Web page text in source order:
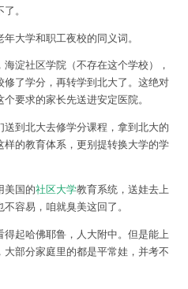
。
大学和职工夜校的同义词。
淀社区学院（不存在这个学校），
修了学分，再转学到北大了。这绝对
要求的家长先送进安定医院。
到北大去修学分课程，拿到北大的
的教育体系，更别提转换大学的学
美国的社区大学教育系统，送娃去上
容易，咱就臭美这回了。
起哈佛耶鲁，人大附中。但是能上
部分家庭里的都是平常娃，并考不